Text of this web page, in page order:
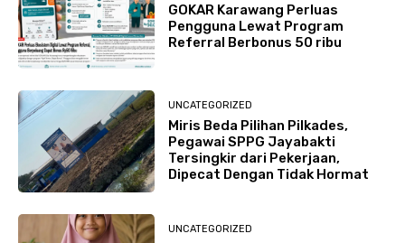
GOKAR Karawang Perluas
Pengguna Lewat Program
Referral Berbonus 50 ribu
UNCATEGORIZED
Miris Beda Pilihan Pilkades,
Pegawai SPPG Jayabakti
Tersingkir dari Pekerjaan,
Dipecat Dengan Tidak Hormat
UNCATEGORIZED